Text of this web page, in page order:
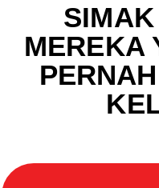
MEREKA